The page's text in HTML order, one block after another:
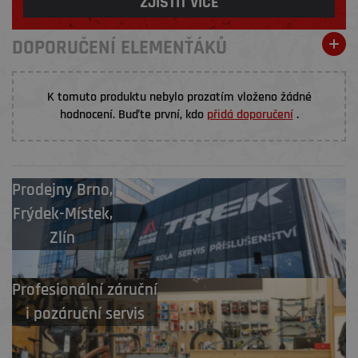
DOPORUČENÍ ELEMENŤÁKŮ
K tomuto produktu nebylo prozatím vloženo žádné
hodnocení. Buďte první, kdo přidá doporučení.
ProdejnyBrno,
Frýdek-Místek,
Zlín
Profesionální záruční
i pozáruční servis